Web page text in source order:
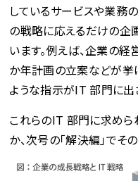
しているサービスや業務
の戦略に応えるだけの企
います。例えば、企業の
か年計画の立案などが挙
ような指示がIT 部門に出
これらのIT 部門に求めら
か、次号の「解決編」でそ